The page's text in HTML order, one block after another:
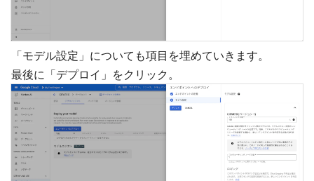
「モデル設定」についても項目を埋めていきます。
最後に「デプロイ」をクリック。